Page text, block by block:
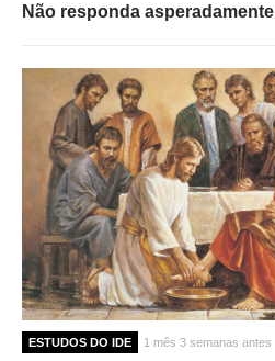
Não responda asperadamente
ESTUDOS DO IDE 1 mês 3 semanas antes